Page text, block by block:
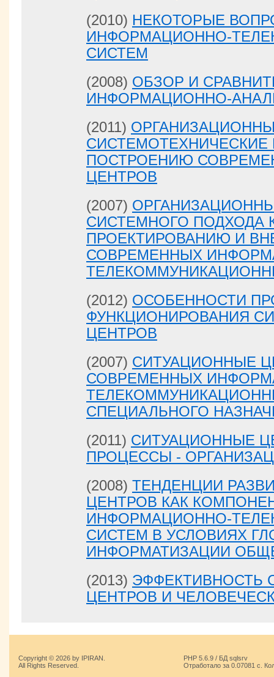
(2010) НЕКОТОРЫЕ
ИНФОРМАЦИОННО-
СИСТЕМ
(2008) ОБЗОР И
ИНФОРМАЦИОННО-
(2011)
СИСТЕМОТЕХНИЧЕСКИЕ
ПОСТРОЕНИЮ
ЦЕНТРОВ
(2007)
СИСТЕМНОГО ПОДХОДА
ПРОЕКТИРОВАНИЮ И
СОВРЕМЕННЫХ
(2012) ОСОБЕННОСТИ
ФУНКЦИОНИРОВАНИЯ
ЦЕНТРОВ
(2007) СИТУАЦИОННЫЕ
СОВРЕМЕННЫХ
СПЕЦИАЛЬНОГО
(2011) СИТУАЦИОННЫЕ
ПРОЦЕССЫ -
(2008) ТЕНДЕНЦИИ
ЦЕНТРОВ КАК
ИНФОРМАЦИОННО-
СИСТЕМ В УСЛОВИЯХ
ИНФОРМАТИЗАЦИИ
(2013) ЭФФЕКТИВНОСТЬ
ЦЕНТРОВ И
Copyright © 2026 by IPIRAN.
All Rights Reserved.
PHP 5.6.9 / БД sqlsrv
Отработало за 0.07081 с.